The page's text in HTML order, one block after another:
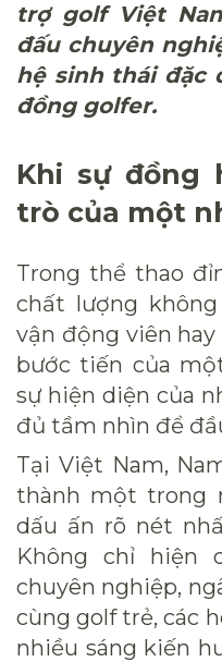
trợ golf Việt
đấu chuyên
hệ sinh thái đặc
đồng golfer.
Khi sự đồng
trò của một
Trong thể thao
chất lượng
vận động viên
bước tiến của
sự hiện diện của
đủ tầm nhìn để
Tại Việt Nam,
thành một trong
dấu ấn rõ nét
Không chỉ hiện
chuyên nghiệp,
cùng golf trẻ, các
nhiều sáng kiến